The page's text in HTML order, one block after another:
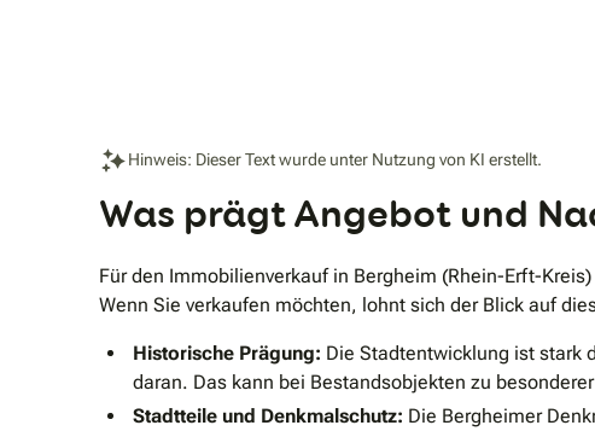
Hinweis: Dieser Text wurde unter Nutzung von KI erstellt.
Was prägt Angebot und
Für den Immobilienverkauf in Bergheim (Rhein-Erft-
Wenn Sie verkaufen möchten, lohnt sich der Blick auf
Historische Prägung: Die Stadtentwicklung ist stark
daran. Das kann bei Bestandsobjekten zu
Stadtteile und Denkmalschutz: Die Bergheimer